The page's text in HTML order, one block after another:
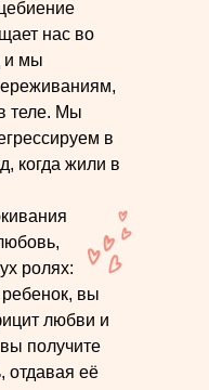
нас во
и мы
теле. Мы
в
когда жили в
ролях:
ребенок, вы
любви и
получите
отдавая её